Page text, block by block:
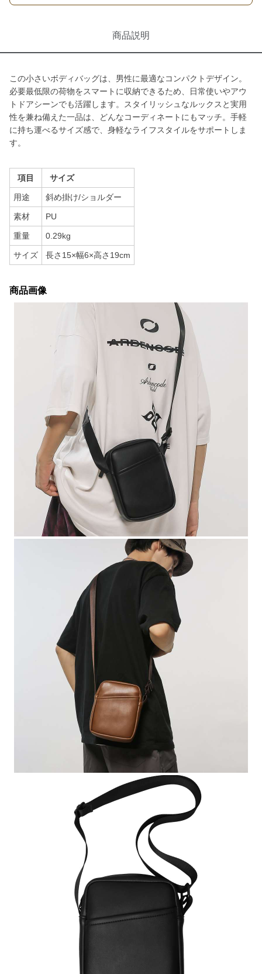
商品説明
この小さいボディバッグは、男性に最適なコンパクトデザイン。
必要最低限の荷物をスマートに収納できるため、日常使いやアウ
トドアシーンでも活躍します。スタイリッシュなルックスと実用
性を兼ね備えた一品は、どんなコーディネートにもマッチ。手軽
に持ち運べるサイズ感で、身軽なライフスタイルをサポートしま
す。
項目 サイズ
用途 斜め掛け/ショルダー
素材 PU
重量 0.29kg
サイズ 長さ15×幅6×高さ19cm
商品画像